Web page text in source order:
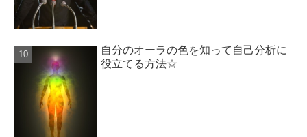
自分のオーラの色を知って自己分析に
役立てる方法☆